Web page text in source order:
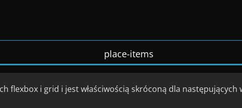
place-items
flexbox i grid i jest właściwością skróconą dla następujących